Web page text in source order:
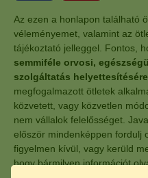
Az ezen a honlapon található
véleményemet, valamint az
tájékoztató jelleggel. Fontos,
semmiféle orvosi,
szolgáltatás
megfogalmazott ötletek
közvetett, vagy közvetlen
nem vállalok felelősséget.
először mindenképpen fordulj
figyelmen kívül, vagy kerüld
hogy bármilyen információt